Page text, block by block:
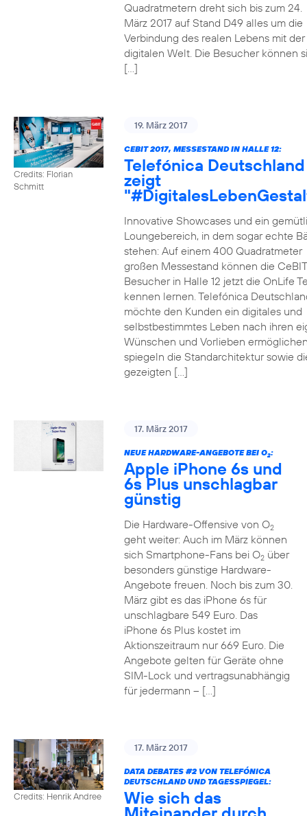
Quadratmetern dreht sich bis zum 24.
März 2017 auf Stand D49 alles um die
Verbindung des realen Lebens mit der
digitalen Welt. Die Besucher können
[…]
Credits: Florian
Schmitt
19. März 2017
CEBIT 2017, MESSESTAND IN HALLE 12:
Telefónica Deutschland
zeigt
Innovative Showcases und ein
Loungebereich, in dem sogar echte
stehen: Auf einem 400 Quadratmeter
großen Messestand können die CeBIT
Besucher in Halle 12 jetzt die OnLife
kennen lernen. Telefónica
möchte den Kunden ein digitales und
selbstbestimmtes Leben nach ihren
Wünschen und Vorlieben
spiegeln die Standarchitektur sowie
gezeigten […]
17. März 2017
NEUE HARDWARE-ANGEBOTE BEI O2:
Apple iPhone 6s und
6s Plus unschlagbar
günstig
Die Hardware-Offensive von O2
geht weiter: Auch im März können
sich Smartphone-Fans bei O2über
besonders günstige Hardware-
Angebote freuen. Noch bis zum 30.
März gibt es das iPhone 6s für
unschlagbare 549 Euro. Das
iPhone 6s Plus kostet im
Aktionszeitraum nur 669 Euro. Die
Angebote gelten für Geräte ohne
SIM-Lock und vertragsunabhängig
für jedermann – […]
Credits: Henrik Andree
17. März 2017
DATA DEBATES #2VON TELEFÓNICA
DEUTSCHLAND UND TAGESSPIEGEL:
Wie sich das